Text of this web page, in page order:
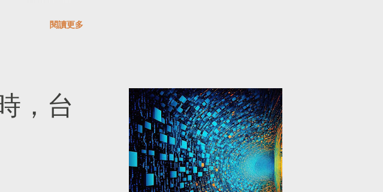
國PIPC公布
將會建立
《 數位權
，我始終無
，只能理
相關法
閱讀更多
，台